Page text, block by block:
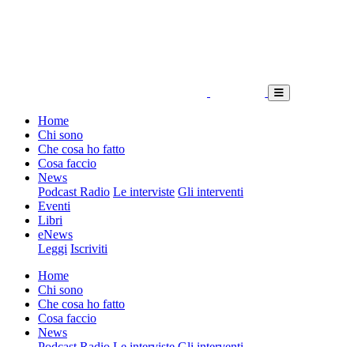
Home
Chi sono
Che cosa ho fatto
Cosa faccio
News
Podcast Radio Le interviste Gli interventi
Eventi
Libri
eNews
Leggi Iscriviti
Home
Chi sono
Che cosa ho fatto
Cosa faccio
News